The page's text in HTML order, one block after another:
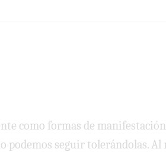
como formas de
podemos seguir tolerándolas.